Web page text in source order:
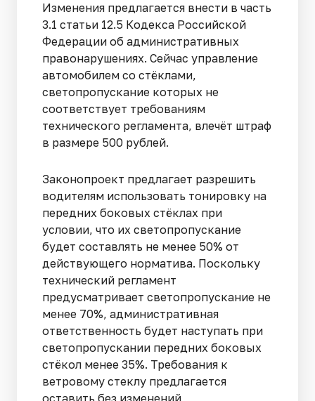
Изменения предлагается внести в часть
3.1 статьи 12.5 Кодекса Российской
Федерации об административных
правонарушениях. Сейчас управление
автомобилем со стёклами,
светопропускание которых не
соответствует требованиям
технического регламента, влечёт штраф
в размере 500 рублей.
Законопроект предлагает разрешить
водителям использовать тонировку на
передних боковых стёклах при
условии, что их светопропускание
будет составлять не менее 50% от
действующего норматива. Поскольку
технический регламент
предусматривает светопропускание не
менее 70%, административная
ответственность будет наступать при
светопропускании передних боковых
стёкол менее 35%. Требования к
ветровому стеклу предлагается